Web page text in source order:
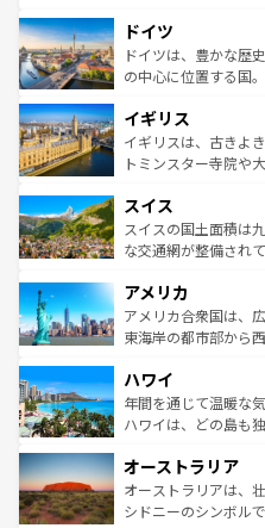
せる。地方によって
ンテンツ一覧を参照
で、幅広い魅力が詰
聖堂、美しいビーチ
から魅了する。また
いる。シャンパンの
香り高いラベンダー
らに、パリ以外の地
れる地方に足を運ぶ
きるだろう
を参照してほしい。
ドイツ
ドイツは、豊かな歴
の中心に位置する国
顔を持つこの国は、
ルリンの文化的活気
してライン川沿いの
は、お酒好きな人にはぜひ
ドイツ情報はコンテ
イギリス
イギリスは、古きよ
トミンスター寺院や
リアごとに異なる魅
ティー、ビール好き
戦など、本場だから
ンツ一覧を参照してほ
スイス
スイスの国土面積は
な交通網が整備され
の建物がそのまま残
博物館もあり、アル
ことができる。国民
ば市内交通費無料で観光
着のスイス情報はコ
アメリカ
アメリカ合衆国は、
東海岸の都市部から
のような巨大都市は
ンメントが詰まった
西部には大自然が広
部のニューオーリン
文化が魅力。旅行者
しみながら、その多
ハワイ
年間を通じて温暖な
ハワイは、どの島も
ワイ島は見逃せない
島だが、静かな自然
おすすめ。エメラル
オーストラリア
オーストラリアは、
シドニーのシンボル